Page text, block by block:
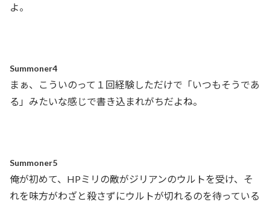
よ。
Summoner4
まぁ、こういのって１回経験しただけで「いつもそうであ
る」みたいな感じで書き込まれがちだよね。
Summoner5
俺が初めて、HPミリの敵がジリアンのウルトを受け、そ
れを味方がわざと殺さずにウルトが切れるのを待っている